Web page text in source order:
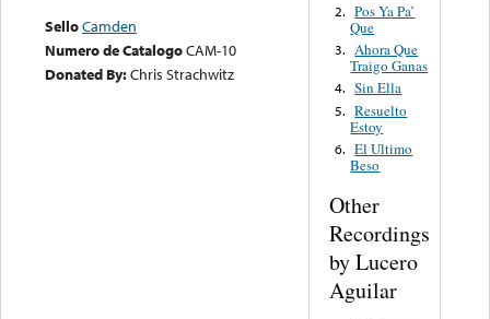
SelloCamden
Numero de CatalogoCAM-10
Donated By:Chris Strachwitz
2. Pos Ya Pa’
Que
3. Ahora Que
Traigo Ganas
4. Sin Ella
5. Resuelto
Estoy
6. El Ultimo
Beso
Other
Recordings
by Lucero
Aguilar